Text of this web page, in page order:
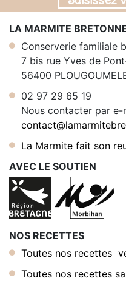
LA MARMITE
Conserverie familiale
7 bis rue Yves de
56400
02 97 29 65 19
Nous contacter par e-
La Marmite fait son
AVEC LE SOUTIEN
NOS RECETTES
Toutes nos recettes
Toutes nos recettes